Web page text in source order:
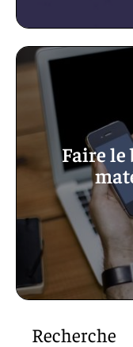
Faire le
Recherche